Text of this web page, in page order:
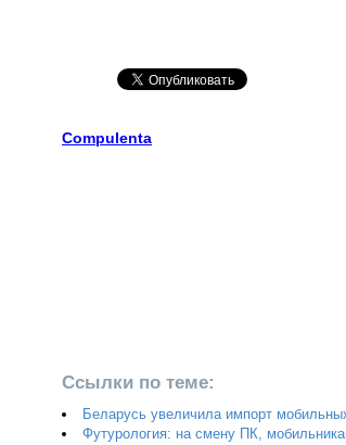
Compulenta
Ссылки по теме:
Беларусь увеличила импорт
Футурология: на смену ПК,